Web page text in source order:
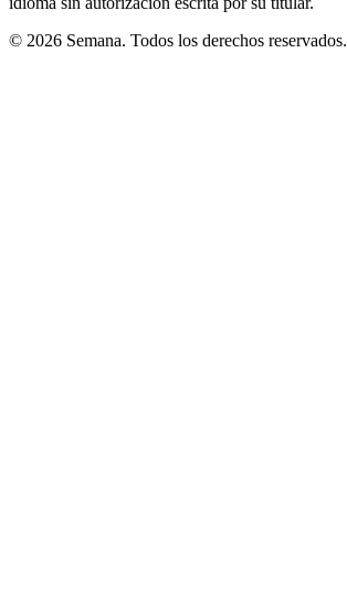
© 2026 Semana. Todos los derechos reservados.